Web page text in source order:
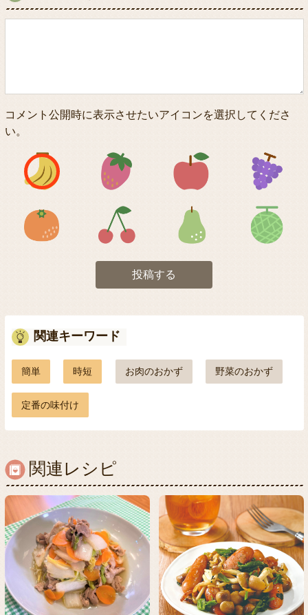
コメント公開時に表示させたいアイコンを選択してくださ
い。
アイコン1 アイコン2 アイコン3
アイコン5 アイコン6 アイコン7
投稿する
関連キーワード
簡単 時短 お肉のおかず 野菜のおかず
定番の味付け
関連レシピ